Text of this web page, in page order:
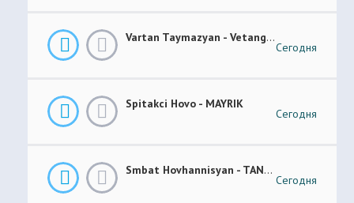
Vartan Taymazyan - Vetang Es
Сегодня
Spitakci Hovo - MAYRIK
Сегодня
Smbat Hovhannisyan - TANEM-TANEM
Сегодня